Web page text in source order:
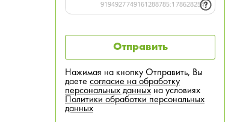
Нажимая на кнопку Отправить, Вы
даете согласие на обработку
персональных данных на условиях
Политики обработки персональных
данных